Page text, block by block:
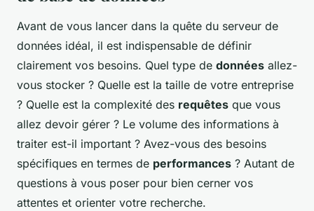
Avant de vous lancer dans la quête du serveur de
données idéal, il est indispensable de définir
clairement vos besoins. Quel type de données allez-
vous stocker ? Quelle est la taille de votre entreprise
? Quelle est la complexité des requêtes que vous
allez devoir gérer ? Le volume des informations à
traiter est-il important ? Avez-vous des besoins
spécifiques en termes de performances ? Autant de
questions à vous poser pour bien cerner vos
attentes et orienter votre recherche.